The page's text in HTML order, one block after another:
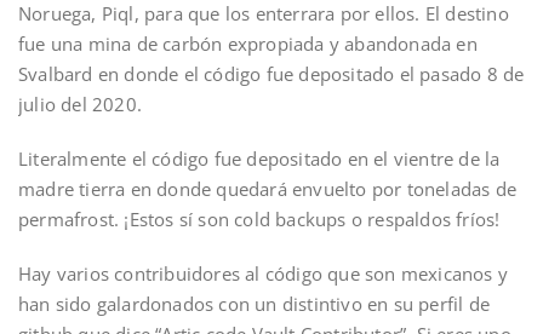
Noruega, Piql, para que los enterrara por ellos. El destino
fue una mina de carbón expropiada y abandonada en
Svalbard en donde el código fue depositado el pasado 8 de
julio del 2020.
Literalmente el código fue depositado en el vientre de la
madre tierra en donde quedará envuelto por toneladas de
permafrost. ¡Estos sí son cold backups o respaldos fríos!
Hay varios contribuidores al código que son mexicanos y
han sido galardonados con un distintivo en su perfil de